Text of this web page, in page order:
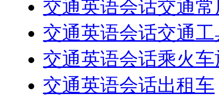
交通英语会话交通
交通英语会话交通工
交通英语会话乘火
交通英语会话出租车